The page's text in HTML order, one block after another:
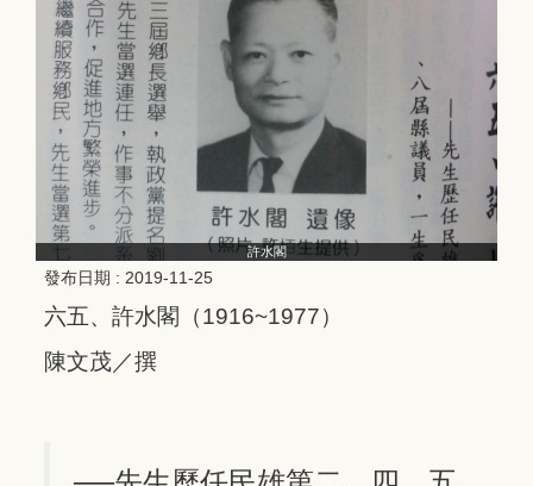
許水閣
發布日期 : 2019-11-25
六五、許水閣（1916~1977）
陳文茂／撰